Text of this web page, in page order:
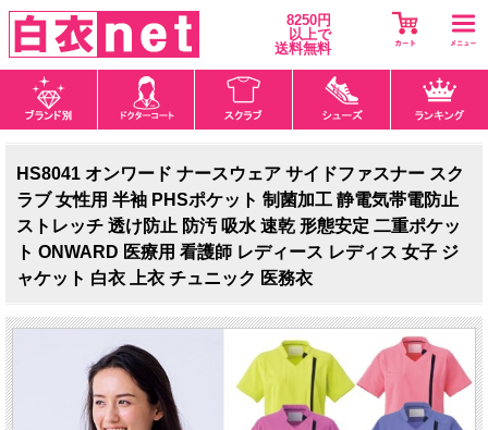
8250円
以上で
送料無料
HS8041 オンワード ナースウェア サイドファスナー スク
ラブ 女性用 半袖 PHSポケット 制菌加工 静電気帯電防止
ストレッチ 透け防止 防汚 吸水 速乾 形態安定 二重ポケッ
ト ONWARD 医療用 看護師 レディース レディス 女子 ジ
ャケット 白衣 上衣 チュニック 医務衣